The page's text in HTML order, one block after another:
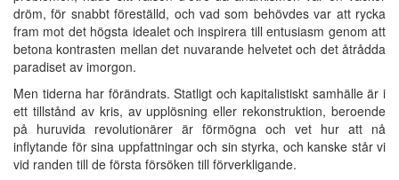
dröm, för snabbt föreställd, och vad som behövdes var att rycka
fram mot det högsta idealet och inspirera till entusiasm genom att
betona kontrasten mellan det nuvarande helvetet och det åtrådda
paradiset av imorgon.
Men tiderna har förändrats. Statligt och kapitalistiskt samhälle är i
ett tillstånd av kris, av upplösning eller rekonstruktion, beroende
på huruvida revolutionärer är förmögna och vet hur att nå
inflytande för sina uppfattningar och sin styrka, och kanske står vi
vid randen till de första försöken till förverkligande.